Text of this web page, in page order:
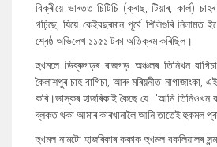
বিক্ৰীয়ে ভাৰতত চিটিচি (ক্ৰাছ, টিয়াৰ, কাৰ্ল)
গঢ়িছে, যিয়ে কেইবছৰমান পূৰ্বে শিলিগুৰি নিলামত
শ্ৰেষ্ঠ অভিলেখ ১১৫১ টকা অতিক্ৰম কৰিছিল।
হুখমলে ডিব্ৰুগড়ৰ ৰাজগড় অঞ্চলৰ তিনিখন
কৈলাশপুৰ চাহ বাগিচা, আৰু মৰিয়নীত নাগাজাংকা,
কৰি।ভাস্কৰ হাজৰিকাই কৈছে যে "আমি তিনিওখন
ব্লকত থকা আমাৰ কাৰখানালৈ আনি তাতেই হুকমল
হুখমল নামটো হাজৰিকাৰ ককাক হুখমল বকলিয়ালৰ